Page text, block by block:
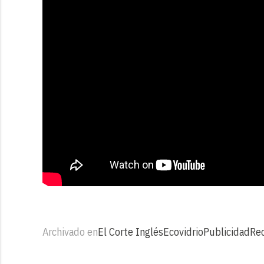
Archivado enEl Corte InglésEcovidrioPublicidad